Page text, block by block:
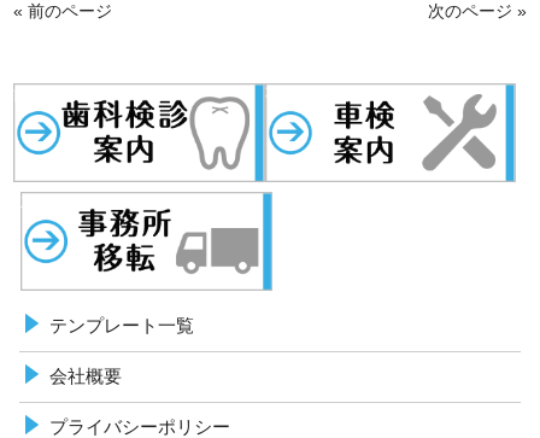
« 前のページ 次のページ »
事務所移転
車検案内
テンプレート一覧
会社概要
プライバシーポリシー